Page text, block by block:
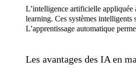
L’intelligence artificielle appliquée
learning. Ces systèmes intelligents
L’apprentissage automatique
Les avantages des IA en